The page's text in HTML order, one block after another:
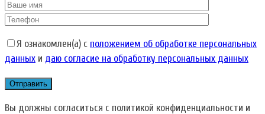
Я ознакомлен(а) с положением об обработке персональных
данных и даю согласие на обработку персональных данных
Вы должны согласиться с политикой конфиденциальности и